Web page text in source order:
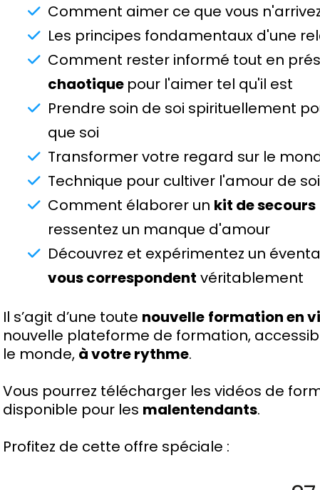
Comment aimer ce que vous
Les principes fondamentaux d'une
Comment rester informé tout en
chaotique pour l'aimer tel qu'il est
Prendre soin de soi spirituellement
que soi
Transformer votre regard sur le
Technique pour cultiver l'amour de
Comment élaborer un kit de secours
ressentez un manque d'amour
Découvrez et expérimentez un
vous correspondent véritablement
Il s’agit d’une toute nouvelle formation en
nouvelle plateforme de formation,
le monde, à votre rythme.
Vous pourrez télécharger les vidéos de
disponible pour les malentendants.
Profitez de cette offre spéciale :